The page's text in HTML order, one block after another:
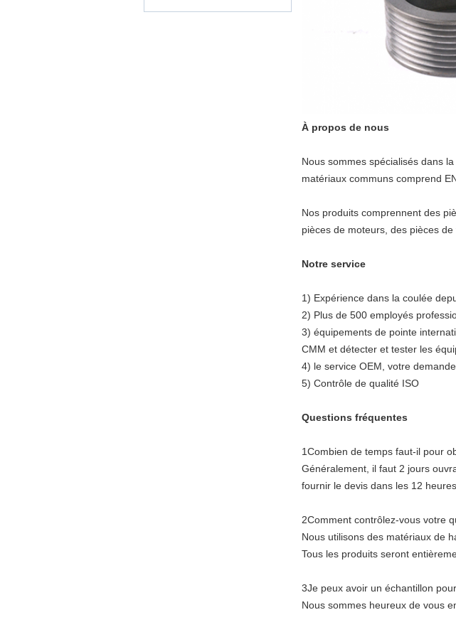
À propos de nous
Nous sommes spécialisés dans
matériaux communs comprend
Nos produits comprennent des
pièces de moteurs, des pièces
Notre service
1) Expérience dans la coulée
2) Plus de 500 employés
3) équipements de pointe
CMM et détecter et tester les
4) le service OEM, votre
5) Contrôle de qualité ISO
Questions fréquentes
1Combien de temps faut-il pour
Généralement, il faut 2 jours
fournir le devis dans les 12 heures.
2Comment contrôlez-vous votre
Nous utilisons des matériaux de
Tous les produits seront
3Je peux avoir un échantillon
Nous sommes heureux de vous